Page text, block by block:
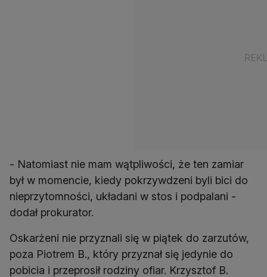
- Natomiast nie mam wątpliwości, że ten zamiar
był w momencie, kiedy pokrzywdzeni byli bici do
nieprzytomności, układani w stos i podpalani -
dodał prokurator.
Oskarżeni nie przyznali się w piątek do zarzutów,
poza Piotrem B., który przyznał się jedynie do
pobicia i przeprosił rodziny ofiar. Krzysztof B.